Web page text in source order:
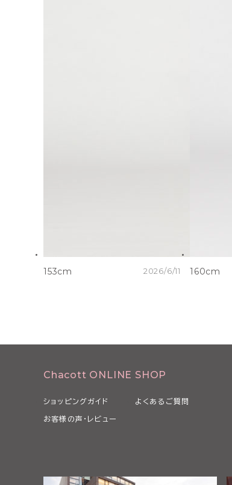
153cm 2026/6/11 160cm
Chacott ONLINE SHOP
ショッピングガイド よくあるご質問
お客様の声・レビュー